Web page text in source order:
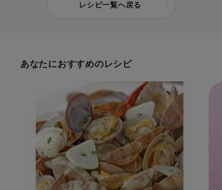
レシピ一覧へ戻る
あなたにおすすめのレシピ